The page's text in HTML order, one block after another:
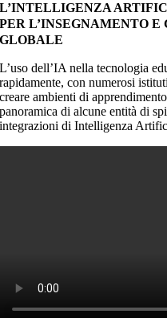
L’INTELLIGENZA
PER L’INSEGNAMENTO
GLOBALE
L’uso dell’IA nella tecnologia
rapidamente, con numerosi
creare ambienti di
panoramica di alcune entità di
integrazioni di Intelligenza